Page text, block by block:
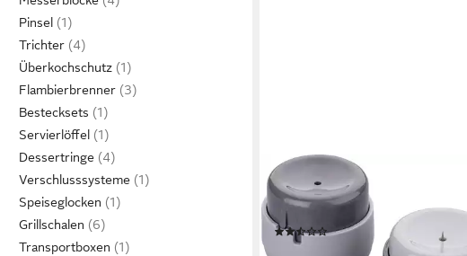
Pinsel
Trichter
Überkochschutz
Flambierbrenner
Bestecksets
Servierlöffel
Dessertringe
Verschlusssysteme
Speiseglocken
Grillschalen
Transportboxen
FACKELMANN
Eierpiekser Fackelmann Eilocher 5
cm
(2)
4,34 €